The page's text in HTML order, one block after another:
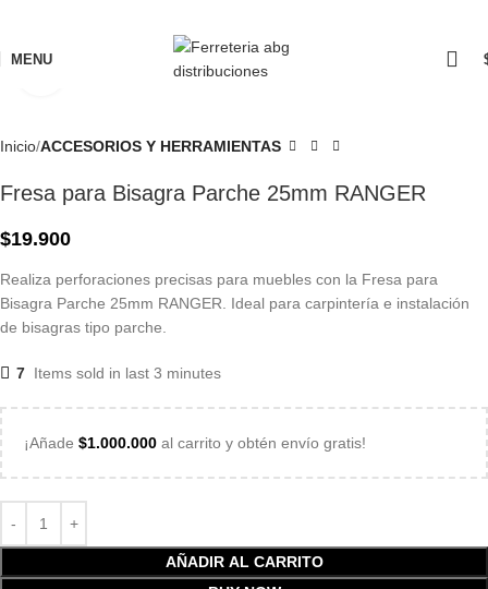
MENU
Inicio ACCESORIOS Y HERRAMIENTAS
Fresa para Bisagra Parche 25mm RANGER
$19.900
Realiza perforaciones precisas para muebles con la Fresa para
Bisagra Parche 25mm RANGER. Ideal para carpintería e instalación
de bisagras tipo parche.
7 Items sold in last 3 minutes
¡Añade $1.000.000 al carrito y obtén envío gratis!
AÑADIR AL CARRITO